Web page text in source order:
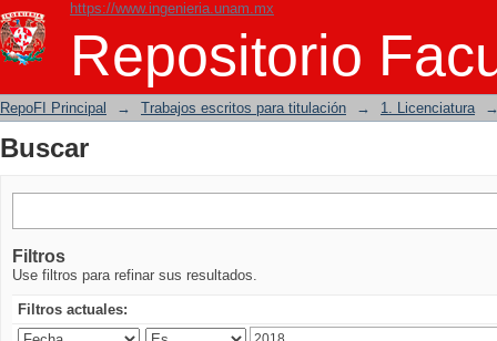
https://www.ingenieria.unam.mx
Repositorio
Buscar
RepoFI Principal → Trabajos escritos para titulación → 1. Licenciatura
Buscar
Filtros
Use filtros para refinar sus resultados.
Filtros actuales: